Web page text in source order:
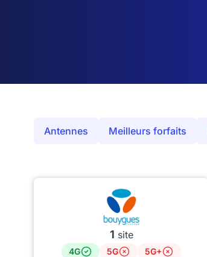
Antennes Meilleurs forfaits
1 site
4G 5G
5G+